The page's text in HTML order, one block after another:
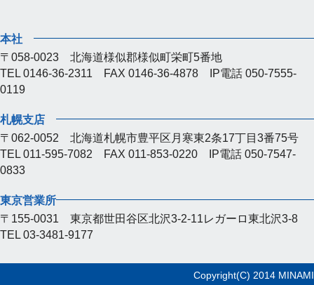
本社
〒058-0023 北海道様似郡様似町栄町5番地
TEL 0146-36-2311 FAX 0146-36-4878 IP電話 050-7555-
0119
札幌支店
〒062-0052 北海道札幌市豊平区月寒東2条17丁目3番75号
TEL 011-595-7082 FAX 011-853-0220 IP電話 050-7547-
0833
東京営業所
〒155-0031 東京都世田谷区北沢3-2-11レガーロ東北沢3-8
TEL 03-3481-9177
Copyright(C) 2014